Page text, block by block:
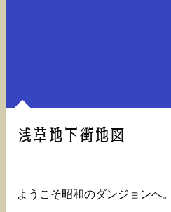
浅草地下街地図
ようこそ昭和のダンジョンへ。